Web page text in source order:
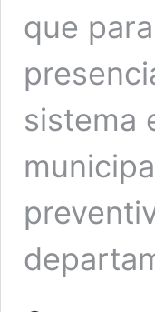
que
sistema